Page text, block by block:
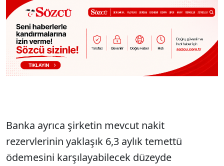
Banka ayrıca şirketin mevcut nakit
rezervlerinin yaklaşık 6,3 aylık temettü
ödemesini karşılayabilecek düzeyde